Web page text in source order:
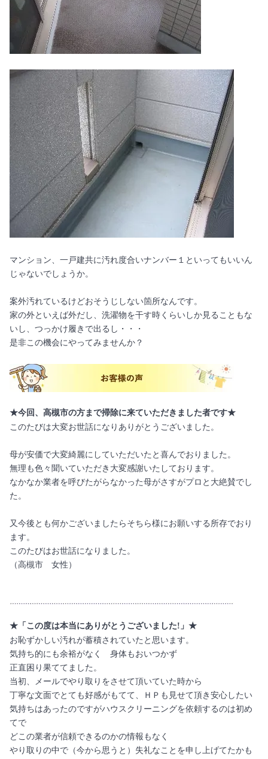
マンション、一戸建共に汚れ度合いナンバー１といってもいいん
じゃないでしょうか。
案外汚れているけどおそうじしない箇所なんです。
家の外といえば外だし、洗濯物を干す時くらいしか見ることもな
いし、つっかけ履きで出るし・・・
是非この機会にやってみませんか？
★今回、高槻市の方まで掃除に来ていただきました者です★
このたびは大変お世話になりありがとうございました。
母が安価で大変綺麗にしていただいたと喜んでおりました。
無理も色々聞いていただき大変感謝いたしております。
なかなか業者を呼びたがらなかった母がさすがプロと大絶賛でし
た。
又今後とも何かございましたらそちら様にお願いする所存でおり
ます。
このたびはお世話になりました。
（高槻市 女性）
★「この度は本当にありがとうございました!」★
お恥ずかしい汚れが蓄積されていたと思います。
気持ち的にも余裕がなく 身体もおいつかず
正直困り果ててました。
当初、メールでやり取りをさせて頂いていた時から
丁寧な文面でとても好感がもてて、ＨＰも見せて頂き安心したい
気持ちはあったのですがハウスクリーニングを依頼するのは初め
てで
どこの業者が信頼できるのかの情報もなく
やり取りの中で（今から思うと）失礼なことを申し上げてたかも